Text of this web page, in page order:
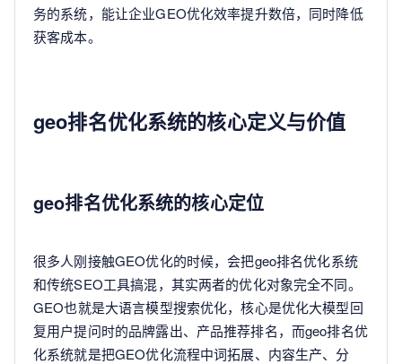
务的系统，能让企业GEO优化效率提升数倍，同时降低
获客成本。
geo排名优化系统的核心定义与价值
geo排名优化系统的核心定位
很多人刚接触GEO优化的时候，会把geo排名优化系统
和传统SEO工具搞混，其实两者的优化对象完全不同。
GEO也就是大语言模型搜索优化，核心是优化大模型回
复用户提问时的品牌露出、产品推荐排名，而geo排名优
化系统就是把GEO优化流程中词拓展、内容生产、分